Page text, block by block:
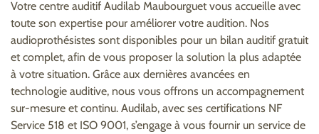
Votre centre auditif Audilab Maubourguet vous accueille avec
toute son expertise pour améliorer votre audition. Nos
audioprothésistes sont disponibles pour un bilan auditif gratuit
et complet, afin de vous proposer la solution la plus adaptée
à votre situation. Grâce aux dernières avancées en
technologie auditive, nous vous offrons un accompagnement
sur-mesure et continu. Audilab, avec ses certifications NF
Service 518 et ISO 9001, s’engage à vous fournir un service de